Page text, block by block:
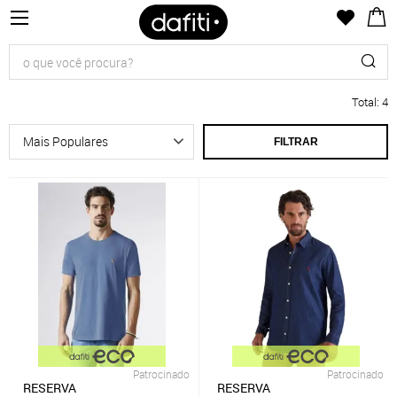
Total: 4
FILTRAR
Patrocinado
RESERVA
Patrocinado
RESERVA